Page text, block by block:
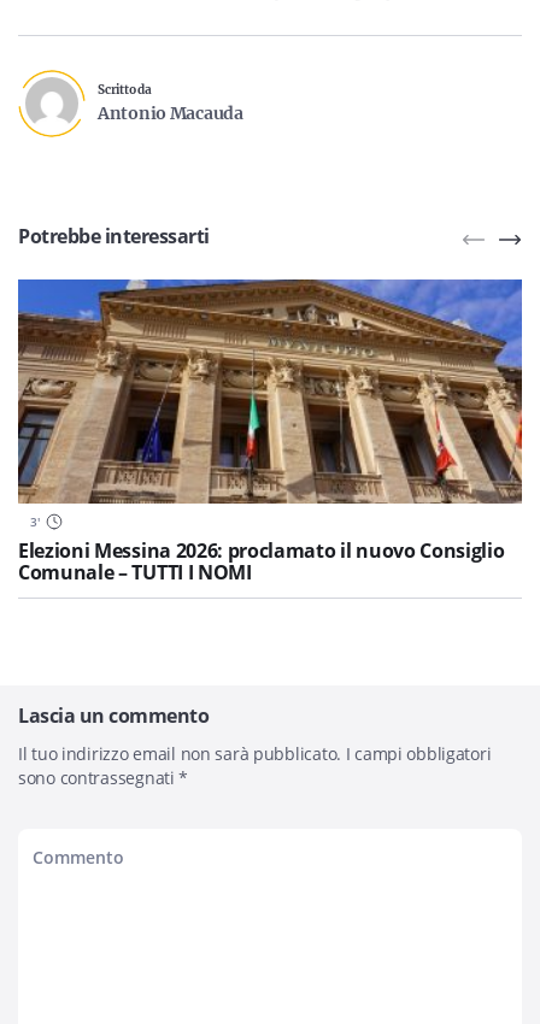
Scritto da
Antonio Macauda
Potrebbe interessarti
3'
Elezioni Messina 2026: proclamato il nuovo Consiglio
Comunale – TUTTI I NOMI
Lascia un commento
Il tuo indirizzo email non sarà pubblicato. I campi obbligatori
sono contrassegnati*